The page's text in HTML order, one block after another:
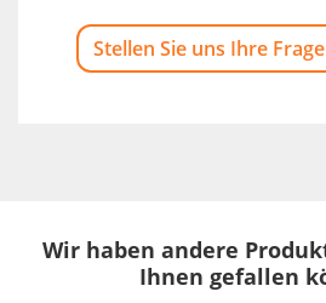
Stellen Sie uns Ihre Frage
Wir haben andere
Ihnen gefallen